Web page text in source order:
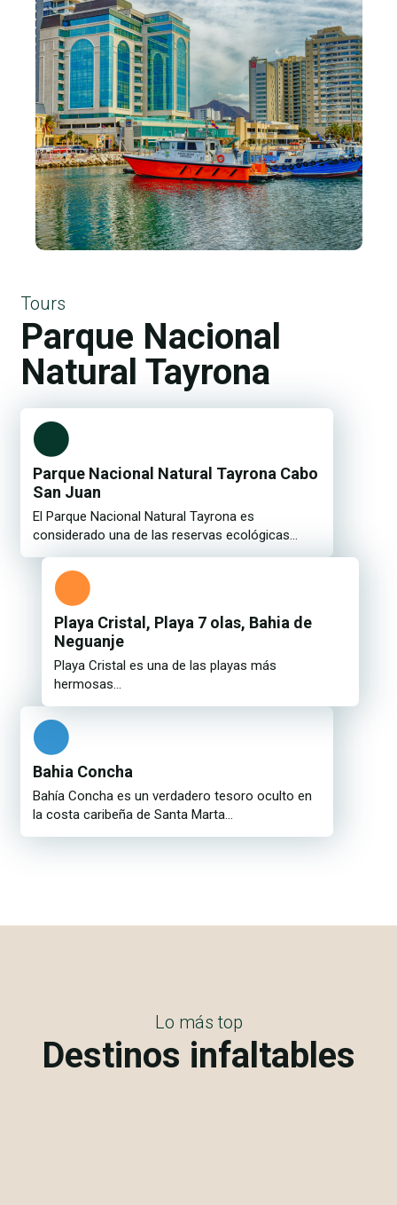
Tours
Parque Nacional
Natural Tayrona
Parque Nacional Natural Tayrona Cabo
San Juan
El Parque Nacional Natural Tayrona es
considerado una de las reservas ecológicas...
Playa Cristal, Playa 7 olas, Bahia de
Neguanje
Playa Cristal es una de las playas más
hermosas...
Bahia Concha
Bahía Concha es un verdadero tesoro oculto en
la costa caribeña de Santa Marta...
Lo más top
Destinos infaltables